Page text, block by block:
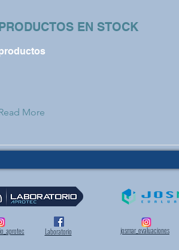
EN STOCK
More
Laboratorio josmar_evaluaciones